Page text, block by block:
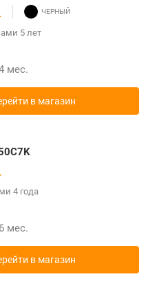
5 лет
мес.
в магазин
4 года
мес.
в магазин